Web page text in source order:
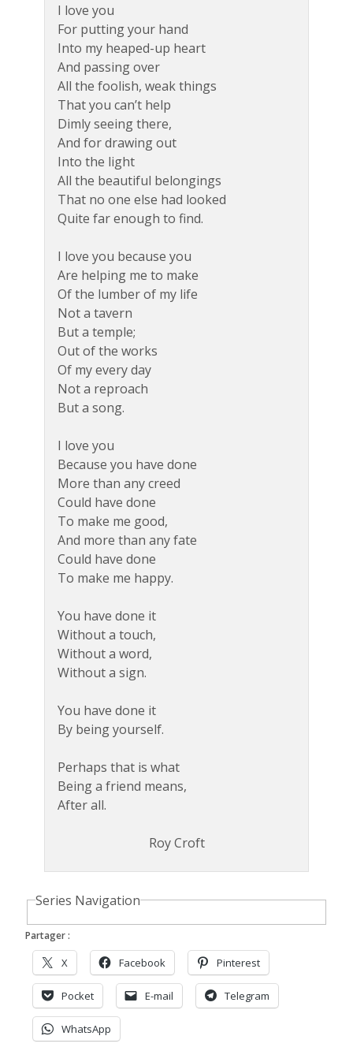
I love you
For putting your hand
Into my heaped-up heart
And passing over
All the foolish, weak things
That you can’t help
Dimly seeing there,
And for drawing out
Into the light
All the beautiful belongings
That no one else had looked
Quite far enough to find.
I love you because you
Are helping me to make
Of the lumber of my life
Not a tavern
But a temple;
Out of the works
Of my every day
Not a reproach
But a song.
I love you
Because you have done
More than any creed
Could have done
To make me good,
And more than any fate
Could have done
To make me happy.
You have done it
Without a touch,
Without a word,
Without a sign.
You have done it
By being yourself.
Perhaps that is what
Being a friend means,
After all.
Roy Croft
Series Navigation
Partager :
X Facebook Pinterest
Pocket E-mail Telegram
WhatsApp